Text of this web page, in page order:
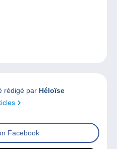
rédigé par Héloïse
Facebook